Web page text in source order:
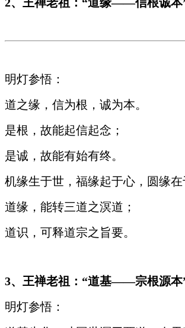
明灯参悟：
道之缘，信为根，诚为本。
是根，故能起信起念；
是诚，故能有始有终。
机缘生于世，福缘起于心，圆缘在
道缘，能转三道之溟道；
道识，可释道宗之旨要。
3、王禅老祖：“道基——宗根源本
明灯参悟：